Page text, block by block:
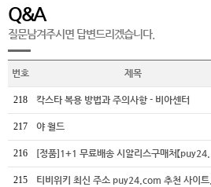
Q&A
질문남겨주시면 답변드리겠습니다.
번호 제목
218 칵스타 복용 방법과 주의사항 - 비아센터
217 야 월드
216 [정품]1+1 무료배송 시알리스구매처【puy24..
215 티비위키 최신 주소 puy24.com 추천 사이트..